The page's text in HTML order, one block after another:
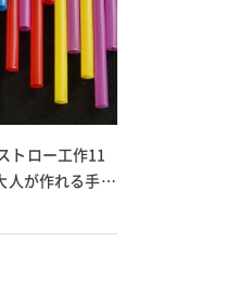
トロー工作11
人が作れる手作